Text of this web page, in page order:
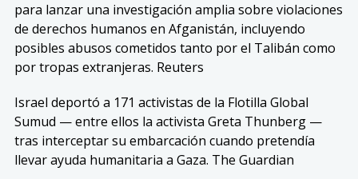
para lanzar una investigación amplia sobre violaciones
de derechos humanos en Afganistán, incluyendo
posibles abusos cometidos tanto por el Talibán como
por tropas extranjeras. Reuters
Israel deportó a 171 activistas de la Flotilla Global
Sumud — entre ellos la activista Greta Thunberg —
tras interceptar su embarcación cuando pretendía
llevar ayuda humanitaria a Gaza. The Guardian